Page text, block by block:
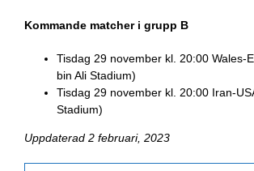
Kommande matcher i grupp B
Tisdag 29 november kl. 20:00 Wales-
bin Ali Stadium)
Tisdag 29 november kl. 20:00 Iran-
Stadium)
Uppdaterad 2 februari, 2023